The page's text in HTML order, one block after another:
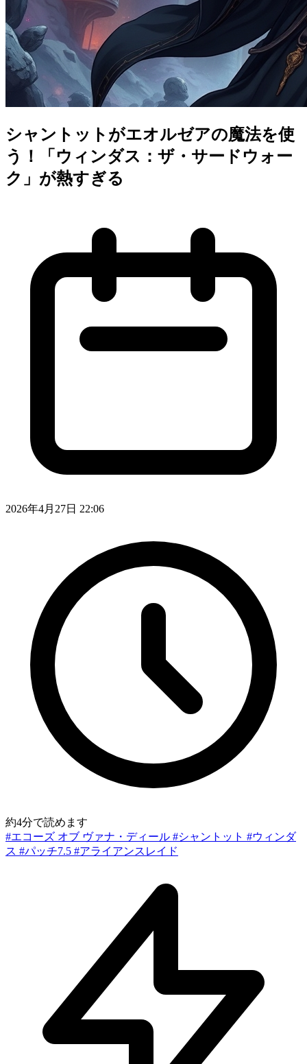
シャントットがエオルゼアの魔法を使
う！「ウィンダス：ザ・サードウォー
ク」が熱すぎる
2026年4月27日 22:06
約4分で読めます
#エコーズ オブ ヴァナ・ディール #シャントット #ウィンダ
ス #パッチ7.5 #アライアンスレイド